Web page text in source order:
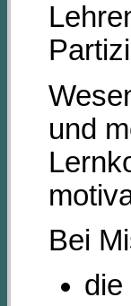
und
Bei
die